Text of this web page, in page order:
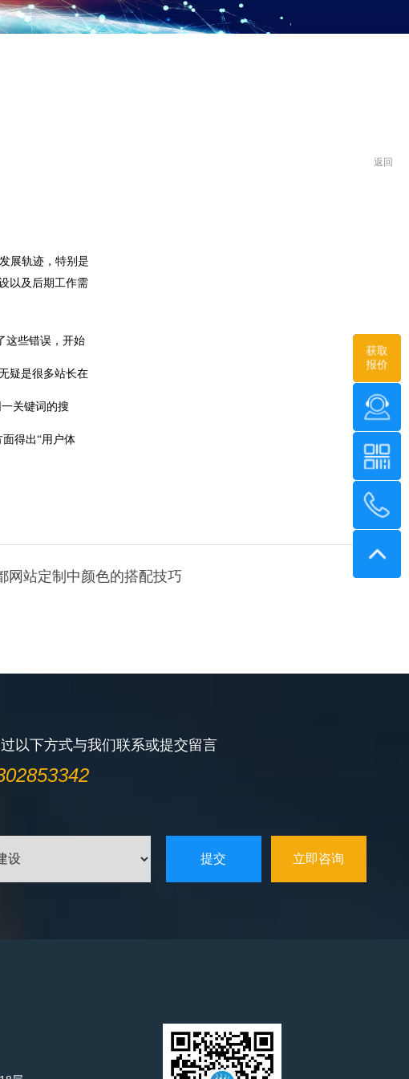
获取
报价
返回
展轨迹，特别是
以及后期工作需
这些错误，开始
疑是很多站长在
关键词的搜
得出“用户体
网站定制中颜色的搭配技巧
以下方式与我们联系或提交留言
立即咨询